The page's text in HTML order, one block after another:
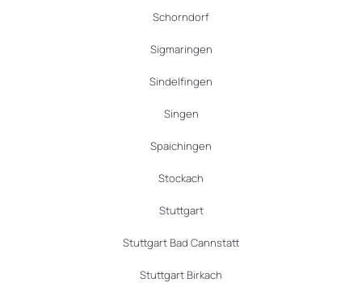
Schorndorf
Sigmaringen
Sindelfingen
Singen
Spaichingen
Stockach
Stuttgart
Stuttgart Bad Cannstatt
Stuttgart Birkach